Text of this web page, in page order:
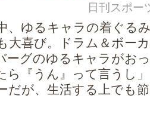
日刊スポー
、ゆるキャラの着ぐる
大喜び。ドラム＆ボー
ーグのゆるキャラがお
ら『うん』って言うし
だが、生活する上でも